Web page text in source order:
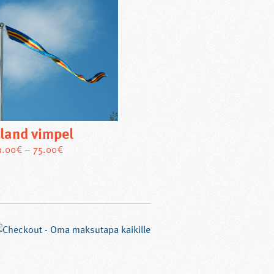
vimpel
€–75.00€Den
flera
varianter.
De